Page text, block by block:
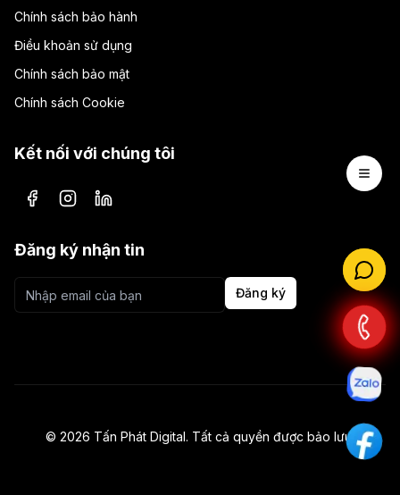
Chính sách bảo hành
Điều khoản sử dụng
Chính sách bảo mật
Chính sách Cookie
Kết nối với chúng tôi
Facebook
InstagramLinkedIn
Đăng ký nhận tin
Đăng ký
© 2026 Tấn Phát Digital. Tất cả quyền được bảo lưu.